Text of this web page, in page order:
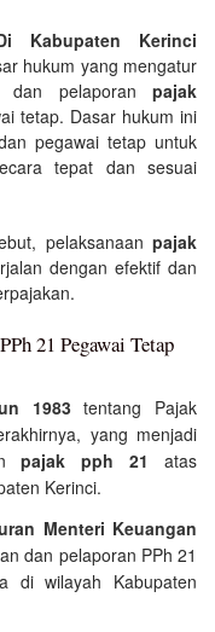
Kabupaten Kerinci
hukum yang mengatur
dan pelaporan pajak
tetap. Dasar hukum ini
pegawai tetap untuk
tepat dan sesuai
pelaksanaan pajak
dengan efektif dan
21 Pegawai Tetap
1983tentang Pajak
yang menjadi
pajak pph 21
atas
Kerinci.
Menteri Keuangan
dan pelaporan PPh 21
di wilayah Kabupaten